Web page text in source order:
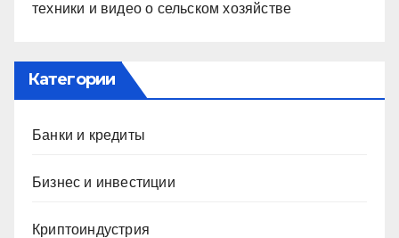
техники и видео о сельском хозяйстве
Категории
Банки и кредиты
Бизнес и инвестиции
Криптоиндустрия